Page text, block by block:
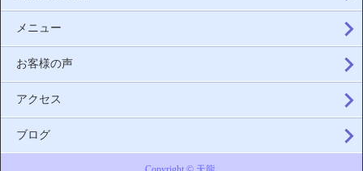
メニュー
お客様の声
アクセス
ブログ